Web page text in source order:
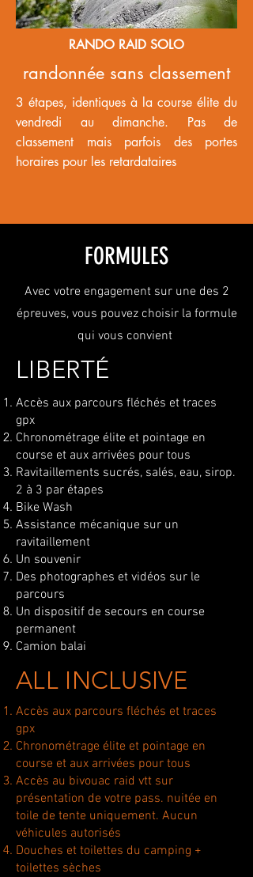
RANDO RAID SOLO
randonnée sans classement
3 étapes, identiques à la course élite du
vendredi au dimanche. Pas de
classement mais parfois des portes
horaires pour les retardataires
FORMULES
Avec votre engagement sur une des 2
épreuves, vous pouvez choisir la formule
qui vous convient
LIBERTÉ
Accès aux parcours fléchés et traces
gpx
​Chronométrage élite et pointage en
course et aux arrivées pour tous
Ravitaillements sucrés, salés, eau, sirop.
2 à 3 par étapes
Bike Wash
Assistance mécanique sur un
ravitaillement
Un souvenir
Des photographes et vidéos sur le
parcours
Un dispositif de secours en course
permanent
Camion balai
ALL INCLUSIVE
Accès aux parcours fléchés et traces
gpx
​Chronométrage élite et pointage en
course et aux arrivées pour tous
Accès au bivouac raid vtt sur
présentation de votre pass. nuitée en
toile de tente uniquement. Aucun
véhicules autorisés
Douches et toilettes du camping +
toilettes sèches